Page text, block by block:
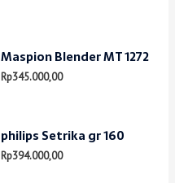
Maspion Blender MT 1272
Rp345.000,00
philips Setrika gr 160
Rp394.000,00